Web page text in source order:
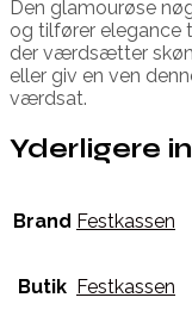
Den glamourøse
og tilfører elegance
der værdsætter
eller giv en ven
værdsat.
Yderligere
Brand Festkassen
Butik Festkassen